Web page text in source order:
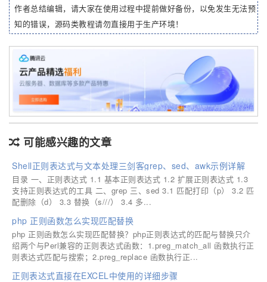
作者总结编辑，请大家在使用过程中提前做好备份，以免发生无法预
知的错误，源码类教程请勿直接用于生产环境！
可能感兴趣的文章
Shell正则表达式与文本处理三剑客grep、sed、awk示例详解
目录 一、正则表达式 1.1 基本正则表达式 1.2 扩展正则表达式 1.3
支持正则表达式的工具 二、grep 三、sed 3.1 匹配打印（p） 3.2 匹
配删除（d） 3.3 替换（s///） 3.4 多...
php 正则函数怎么实现匹配替换
php 正则函数怎么实现匹配替换？php正则表达式的匹配与替换只介
绍两个与Perl兼容的正则表达式函数：1.preg_match_all 函数执行正
则表达式匹配与搜索；2.preg_replace 函数执行正...
正则表达式直接在EXCEL中使用的详细步骤